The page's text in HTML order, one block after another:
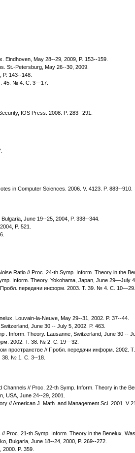
Eindhoven, May 28--29, 2009, P. 153--159.
St.-Petersburg, May 26--30, 2009.
143--148.
45. № 4. С. 3—17.
IOS Press. 2008. P. 283--291.
in Computer Sciences. 2006. V. 4123. P. 883--910.
June 19--25, 2004, P. 338--344.
P. 521.
Ratio // Proc. 24-th Symp. Inform. Theory in the
Inform. Theory. Yokohama, Japan, June 29—July 4,
передачи информ. 2003. Т. 39. № 4. С. 10—29.
Louvain-la-Neuve, May 29--31, 2002. P. 37--44.
June 30 -- July 5, 2002. P. 463.
. Inform. Theory. Lausanne, Switzerland, June 30 --
2002. Т. 38. № 2. С. 19—32.
пространстве // Пробл. передачи информ. 2002.
38. № 1. С. 3--18.
// Proc. 22-th Symp. Inform. Theory in the
USA, June 24--29, 2001.
// American J. Math. and Management Sci. 2001. V
21-th Symp. Inform. Theory in the Benelux.
Bulgaria, June 18--24, 2000, P. 269--272.
P. 359.